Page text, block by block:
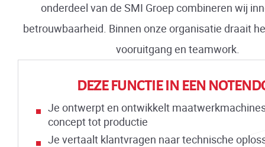
onderdeel van de SMI Groep combineren wij
betrouwbaarheid. Binnen onze organisatie draait
vooruitgang en teamwork.
DEZE FUNCTIE IN EEN
Je ontwerpt en ontwikkelt
concept tot productie
Je vertaalt klantvragen naar technische